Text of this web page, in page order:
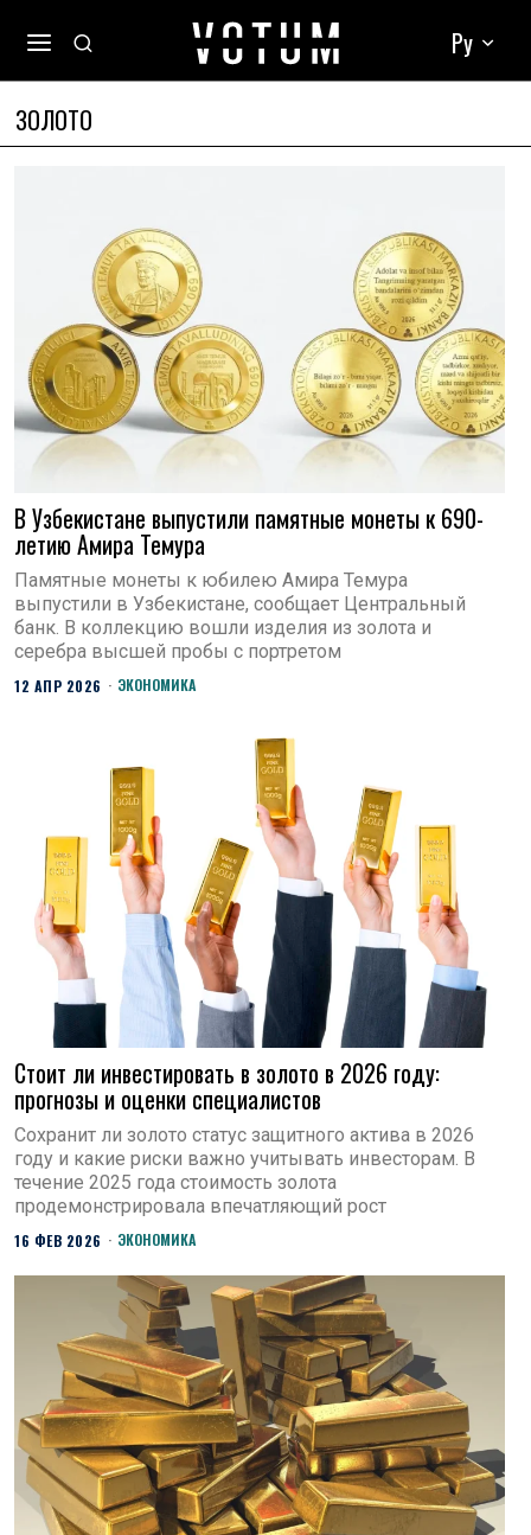
Ру
ЗОЛОТО
В Узбекистане выпустили памятные монеты к 690-
летию Амира Темура
Памятные монеты к юбилею Амира Темура
выпустили в Узбекистане, сообщает Центральный
банк. В коллекцию вошли изделия из золота и
серебра высшей пробы с портретом
12 АПР 2026 ЭКОНОМИКА
Стоит ли инвестировать в золото в 2026 году:
прогнозы и оценки специалистов
Сохранит ли золото статус защитного актива в 2026
году и какие риски важно учитывать инвесторам. В
течение 2025 года стоимость золота
продемонстрировала впечатляющий рост
16 ФЕВ 2026 ЭКОНОМИКА